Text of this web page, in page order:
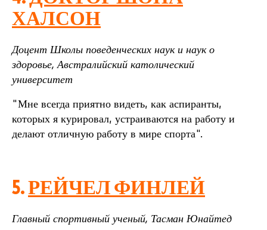
ХАЛСОН
Доцент Школы поведенческих наук и наук о
здоровье, Австралийский католический
университет
"Мне всегда приятно видеть, как аспиранты,
которых я курировал, устраиваются на работу и
делают отличную работу в мире спорта".
5.РЕЙЧЕЛ ФИНЛЕЙ
Главный спортивный ученый, Тасман Юнайтед